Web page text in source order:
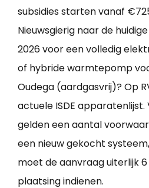
subsidies starten vanaf
Nieuwsgierig naar de
2026 voor een volledig
of hybride warmtepomp
Oudega (aardgasvrij)? Op
actuele ISDE
gelden een aantal
een nieuw gekocht
moet de aanvraag uiterlijk
plaatsing indienen.